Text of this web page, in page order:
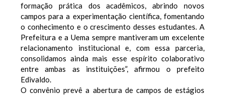
formação prática dos acadêmicos, abrindo novos
campos para a experimentação científica, fomentando
o conhecimento e o crescimento desses estudantes. A
Prefeitura e a Uema sempre mantiveram um excelente
relacionamento institucional e, com essa parceria,
consolidamos ainda mais esse espírito colaborativo
entre ambas as instituições”, afirmou o prefeito
Edivaldo.
O convênio prevê a abertura de campos de estágios